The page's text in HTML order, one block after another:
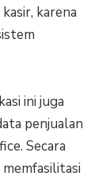
karena
ini juga
penjualan
Secara